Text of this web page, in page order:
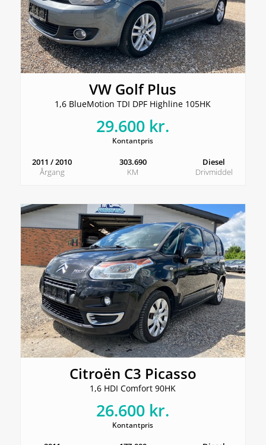
VW Golf Plus
1,6 BlueMotion TDI DPF Highline 105HK
29.600 kr.
Kontantpris
2011 / 2010
Årgang
303.690
KM
Diesel
Drivmiddel
Citroën C3 Picasso
1,6 HDI Comfort 90HK
26.600 kr.
Kontantpris